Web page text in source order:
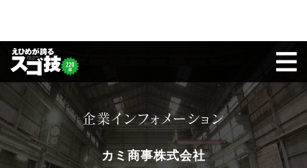
企業インフォメーション
カミ商事株式会社